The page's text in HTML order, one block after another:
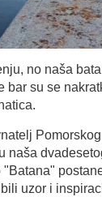
no naša
bar su se
naša
uzor i